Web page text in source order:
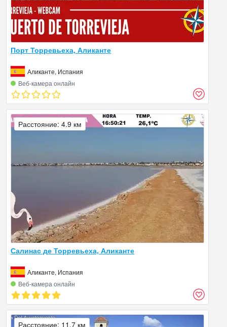
Порт Торревьеха, Аликанте
Аликанте, Испания
Веб‑камера онлайн
Салинас де Торревьеха, Аликанте
Аликанте, Испания
Веб‑камера онлайн
Расстояние: 4.9 км
Расстояние: 11.7 км